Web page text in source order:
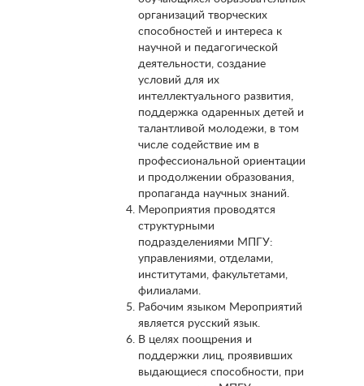
организаций творческих
способностей и интереса к
научной и педагогической
деятельности, создание
условий для их
интеллектуального развития,
поддержка одаренных детей и
талантливой молодежи, в том
числе содействие им в
профессиональной ориентации
и продолжении образования,
пропаганда научных знаний.
Мероприятия проводятся
структурными
подразделениями МПГУ:
управлениями, отделами,
институтами, факультетами,
филиалами.
Рабочим языком Мероприятий
является русский язык.
В целях поощрения и
поддержки лиц, проявивших
выдающиеся способности, при